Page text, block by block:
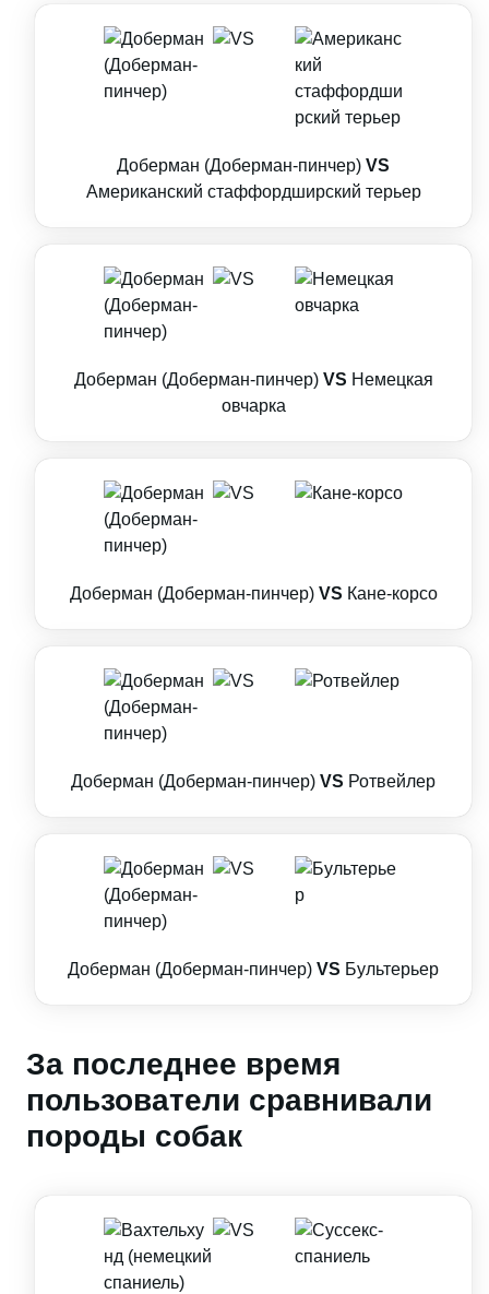
Доберман (Доберман-пинчер) VS
Американский стаффордширский терьер
Доберман (Доберман-пинчер) VS Немецкая
овчарка
Доберман (Доберман-пинчер) VS Кане-корсо
Доберман (Доберман-пинчер) VS Ротвейлер
Доберман (Доберман-пинчер) VS Бультерьер
За последнее время
пользователи сравнивали
породы собак